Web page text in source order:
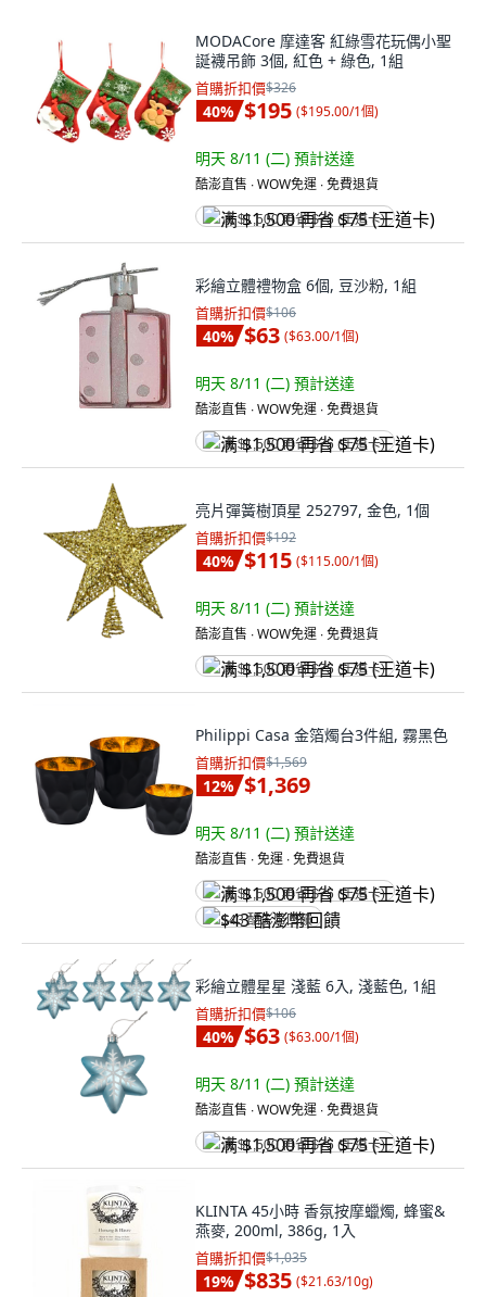
MODACore 摩達客 紅綠雪花玩偶小聖
誕襪吊飾 3個, 紅色 + 綠色, 1組
首購折扣價$326
40% $195 ($195.00/1個)
明天 8/11 (二) 預計送達
酷澎直售 ∙ WOW免運 ∙ 免費退貨
满 $1,500 再省 $75 (王道卡)
彩繪立體禮物盒 6個, 豆沙粉, 1組
首購折扣價$106
40% $63 ($63.00/1個)
明天 8/11 (二) 預計送達
酷澎直售 ∙ WOW免運 ∙ 免費退貨
满 $1,500 再省 $75 (王道卡)
亮片彈簧樹頂星 252797, 金色, 1個
首購折扣價$192
40% $115 ($115.00/1個)
明天 8/11 (二) 預計送達
酷澎直售 ∙ WOW免運 ∙ 免費退貨
满 $1,500 再省 $75 (王道卡)
Philippi Casa 金箔燭台3件組, 霧黑色
首購折扣價$1,569
12% $1,369
明天 8/11 (二) 預計送達
酷澎直售 ∙ 免運 ∙ 免費退貨
满 $1,500 再省 $75 (王道卡)
$43 酷澎幣回饋
彩繪立體星星 淺藍 6入, 淺藍色, 1組
首購折扣價$106
40% $63 ($63.00/1個)
明天 8/11 (二) 預計送達
酷澎直售 ∙ WOW免運 ∙ 免費退貨
满 $1,500 再省 $75 (王道卡)
KLINTA 45小時 香氛按摩蠟燭, 蜂蜜&
燕麥, 200ml, 386g, 1入
首購折扣價$1,035
19% $835 ($21.63/10g)